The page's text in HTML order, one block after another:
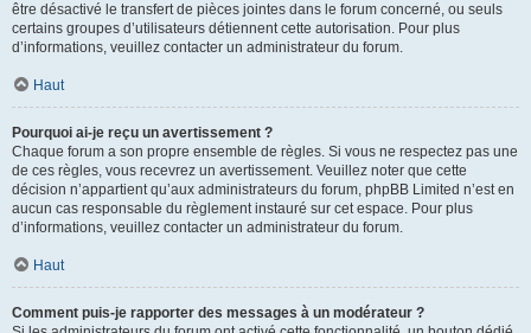
être désactivé le transfert de pièces jointes dans le forum concerné, ou seuls
certains groupes d’utilisateurs détiennent cette autorisation. Pour plus
d’informations, veuillez contacter un administrateur du forum.
Haut
Pourquoi ai-je reçu un avertissement ?
Chaque forum a son propre ensemble de règles. Si vous ne respectez pas une
de ces règles, vous recevrez un avertissement. Veuillez noter que cette
décision n’appartient qu’aux administrateurs du forum, phpBB Limited n’est en
aucun cas responsable du règlement instauré sur cet espace. Pour plus
d’informations, veuillez contacter un administrateur du forum.
Haut
Comment puis-je rapporter des messages à un modérateur ?